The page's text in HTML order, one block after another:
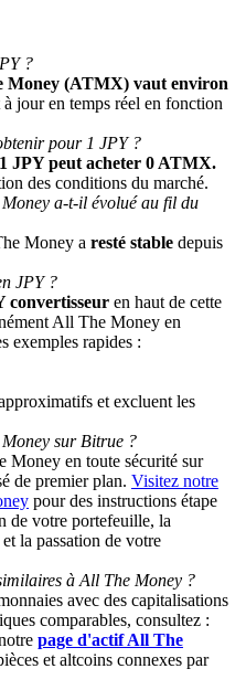
!
récompenses en espèces
?
Money (ATMX) vaut environ
jour en temps réel en fonction
pour 1 JPY ?
JPY peut acheter 0 ATMX.
des conditions du marché.
a-t-il évolué au fil du
Money a resté stable depuis
JPY ?
convertisseur en haut de cette
All The Money en
exemples rapides :
et excluent les
sur Bitrue ?
Money en toute sécurité sur
de premier plan. Visitez notre
pour des instructions étape
de votre portefeuille, la
la passation de votre
à All The Money ?
avec des capitalisations
comparables, consultez :
page d'actif All The
et altcoins connexes par